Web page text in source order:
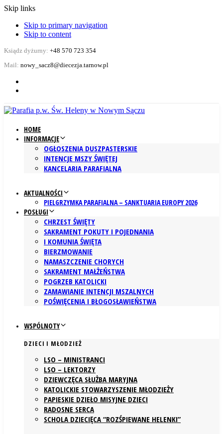
Skip links
Skip to primary navigation
Skip to content
Ksiądz dyżurny: +48 570 723 354
Mail: nowy_sacz8@diecezja.tarnow.pl
HOME
INFORMACJE
OGŁOSZENIA DUSZPASTERSKIE
INTENCJE MSZY ŚWIĘTEJ
KANCELARIA PARAFIALNA
AKTUALNOŚCI
PIELGRZYMKA PARAFIALNA – SANKTUARIA EUROPY 2026
POSŁUGI
CHRZEST ŚWIĘTY
SAKRAMENT POKUTY I POJEDNANIA
I KOMUNIA ŚWIĘTA
BIERZMOWANIE
NAMASZCZENIE CHORYCH
SAKRAMENT MAŁŻEŃSTWA
POGRZEB KATOLICKI
ZAMAWIANIE INTENCJI MSZALNYCH
POŚWIĘCENIA I BŁOGOSŁAWIEŃSTWA
WSPÓLNOTY
DZIECI I MŁODZIEŻ
LSO – MINISTRANCI
LSO – LEKTORZY
DZIEWCZĘCA SŁUŻBA MARYJNA
KATOLICKIE STOWARZYSZENIE MŁODZIEŻY
PAPIESKIE DZIEŁO MISYJNE DZIECI
RADOSNE SERCA
SCHOLA DZIECIĘCA “ROZŚPIEWANE HELENKI”